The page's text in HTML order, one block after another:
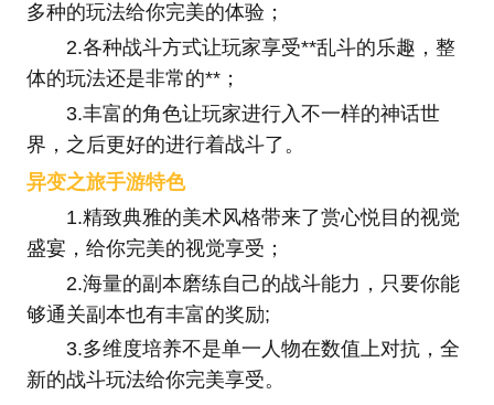
多种的玩法给你完美的体验；
2.各种战斗方式让玩家享受**乱斗的乐趣，整
体的玩法还是非常的**；
3.丰富的角色让玩家进行入不一样的神话世
界，之后更好的进行着战斗了。
异变之旅手游特色
1.精致典雅的美术风格带来了赏心悦目的视觉
盛宴，给你完美的视觉享受；
2.海量的副本磨练自己的战斗能力，只要你能
够通关副本也有丰富的奖励;
3.多维度培养不是单一人物在数值上对抗，全
新的战斗玩法给你完美享受。